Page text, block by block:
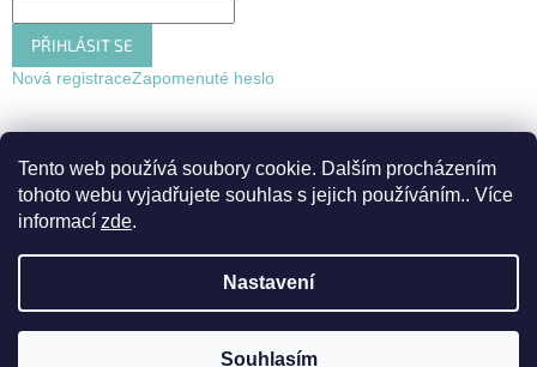
Tento web používá soubory cookie. Dalším procházením
tohoto webu vyjadřujete souhlas s jejich používáním.. Více
informací zde.
Nastavení
Souhlasím
PŘIHLÁSIT SE
Nová registraceZapomenuté heslo
Vytvořil Shoptet
Ráj oslav . Všechna práva vyhrazena.